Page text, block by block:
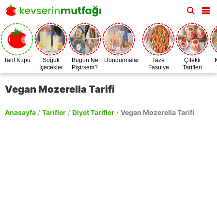
Tarif Küpü
Soğuk
İçecekler
Bugün Ne
Pişirsem?
Dondurmalar
Taze
Fasulye
Zamanı
Çilekli
Tarifleri
Vegan Mozerella Tarifi
Anasayfa / Tarifler / Diyet Tarifler / Vegan Mozerella Tarifi